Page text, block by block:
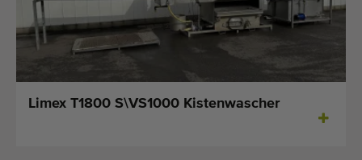
Suche nach Typ
Zuletzt gesehen Maschinen
Limex T1800 S\VS1000 Kistenwascher